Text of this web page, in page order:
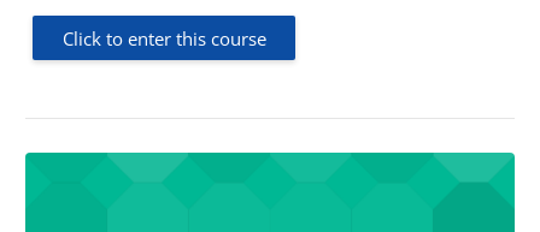
Click to enter this course